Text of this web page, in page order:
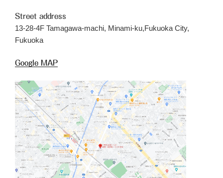
Street address
13-28-4F Tamagawa-machi, Minami-ku,Fukuoka City,
Fukuoka
Google MAP